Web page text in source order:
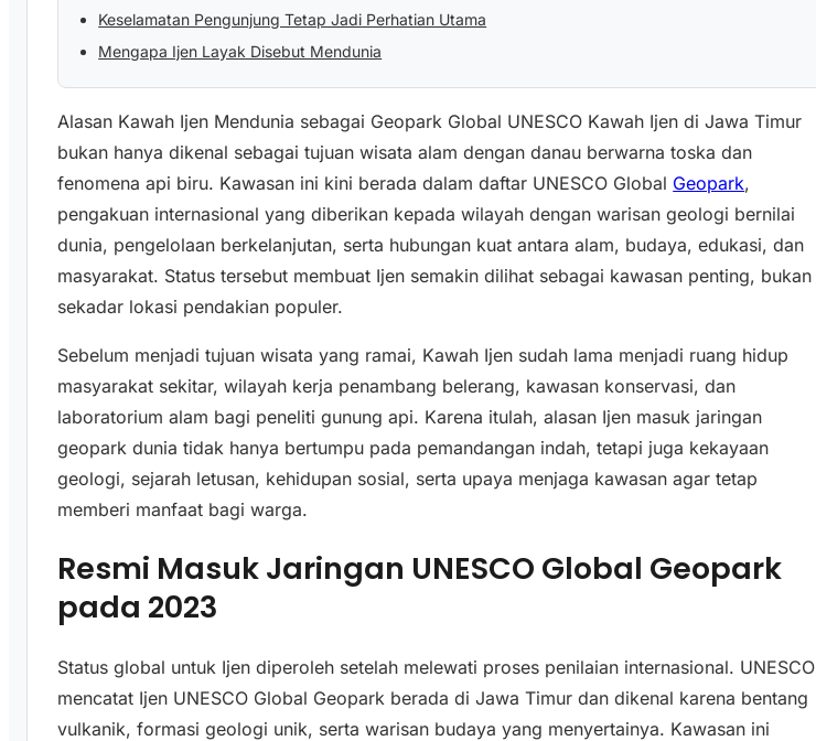
Keselamatan Pengunjung Tetap Jadi Perhatian Utama
Mengapa Ijen Layak Disebut Mendunia
Alasan Kawah Ijen Mendunia sebagai Geopark Global UNESCO Kawah Ijen di Jawa Timur
bukan hanya dikenal sebagai tujuan wisata alam dengan danau berwarna toska dan
fenomena api biru. Kawasan ini kini berada dalam daftar UNESCO Global Geopark,
pengakuan internasional yang diberikan kepada wilayah dengan warisan geologi bernilai
dunia, pengelolaan berkelanjutan, serta hubungan kuat antara alam, budaya, edukasi, dan
masyarakat. Status tersebut membuat Ijen semakin dilihat sebagai kawasan penting, bukan
sekadar lokasi pendakian populer.
Sebelum menjadi tujuan wisata yang ramai, Kawah Ijen sudah lama menjadi ruang hidup
masyarakat sekitar, wilayah kerja penambang belerang, kawasan konservasi, dan
laboratorium alam bagi peneliti gunung api. Karena itulah, alasan Ijen masuk jaringan
geopark dunia tidak hanya bertumpu pada pemandangan indah, tetapi juga kekayaan
geologi, sejarah letusan, kehidupan sosial, serta upaya menjaga kawasan agar tetap
memberi manfaat bagi warga.
Resmi Masuk Jaringan UNESCO Global Geopark
pada 2023
Status global untuk Ijen diperoleh setelah melewati proses penilaian internasional. UNESCO
mencatat Ijen UNESCO Global Geopark berada di Jawa Timur dan dikenal karena bentang
vulkanik, formasi geologi unik, serta warisan budaya yang menyertainya. Kawasan ini